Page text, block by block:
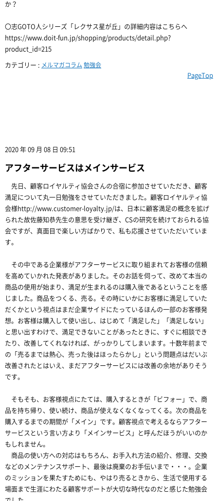
か？
〇志GOTO人シリーズ「レクサス星が丘」の詳細内容はこちらへ
https://www.doit-fun.jp/shopping/products/detail.php?
product_id=215
カテゴリー : メルマガコラム 勉強会
PageTop
2020 年 09 月 08 日 09:51
アフターサービスはメインサービス
先日、顧客ロイヤルティ協会さんの合宿に参加させていただき、顧客
満足について丸一日勉強をさせていただきました。顧客ロイヤルティ協
会様http://www.customer-loyalty.jp/は、日本に顧客満足の概念を拡げ
られた故佐藤知恭先生の意思を受け継ぎ、CSの研究を続けておられる協
会ですが、真面目で楽しい方ばかりで、私も応援させていただいていま
す。
その中である企業様がアフターサービスに取り組まれてお客様の信頼
を高めていかれた発表がありました。そのお話を伺って、改めて本当の
商品の使用が始まり、満足が生まれるのは購入後であるということを感
じました。商品をつくる、売る。その時にいかにお客様に満足していた
だくかという視点はまだ企業サイドにたっているほんの一部のお客様発
想。お客様は購入して使い出し、はじめて「満足した」「満足しない」
と思い出すわけで、満足できないことがあったときに、すぐに相談でき
たり、改善してくれなければ、がっかりしてしまいます。十数年前まで
の「売るまでは熱心、売った後はほったらかし」という問題点はだいぶ
改善されたとはいえ、まだアフターサービスには改善の余地がありそう
です。
そもそも、お客様視点にたては、購入するときが「ビフォー」で、商
品を持ち帰り、使い続け、商品が使えなくなくなってくる。次の商品を
購入するまでの期間が「メイン」です。顧客視点で考えるならアフター
サービスという言い方より「メインサービス」と呼んだほうがいいのか
もしれません。
商品の使い方への対応はもちろん、お手入れ方法の紹介、修理、交換
などのメンテナンスサポート、最後は廃棄のお手伝いまで・・・。企業
のミッションを果たすためにも、やはり売るときから、生活で使用する
場面まで生涯にわたる顧客サポートが大切な時代なのだと感じた勉強会